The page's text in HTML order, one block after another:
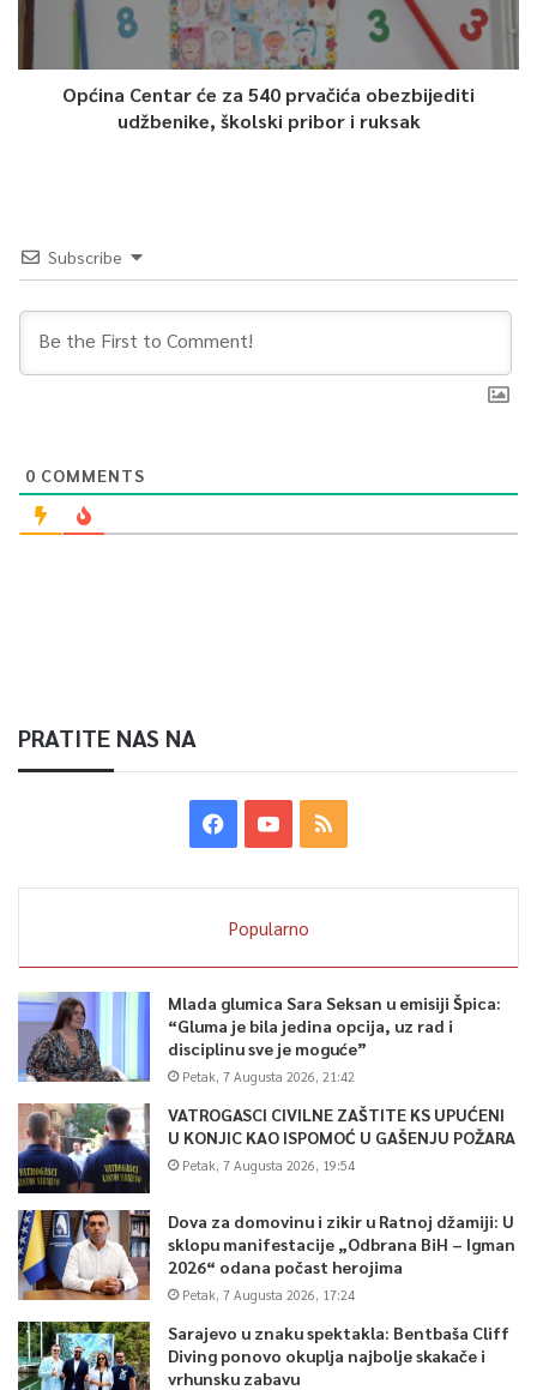
Općina Centar će za 540 prvačića obezbijediti
udžbenike, školski pribor i ruksak
Subscribe
0 COMMENTS
PRATITE NAS NA
Popularno
Mlada glumica Sara Seksan u emisiji Špica:
“Gluma je bila jedina opcija, uz rad i
disciplinu sve je moguće”
Petak, 7 Augusta 2026, 21:42
VATROGASCI CIVILNE ZAŠTITE KS UPUĆENI
U KONJIC KAO ISPOMOĆ U GAŠENJU POŽARA
Petak, 7 Augusta 2026, 19:54
Dova za domovinu i zikir u Ratnoj džamiji: U
sklopu manifestacije „Odbrana BiH – Igman
2026“ odana počast herojima
Petak, 7 Augusta 2026, 17:24
Sarajevo u znaku spektakla: Bentbaša Cliff
Diving ponovo okuplja najbolje skakače i
vrhunsku zabavu